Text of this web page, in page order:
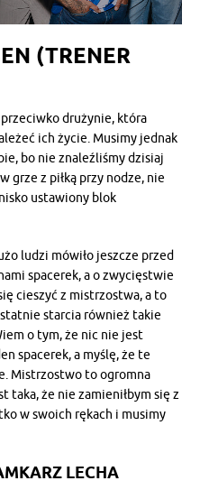
(TRENER
przeciwko drużynie, która
ich życie. Musimy jednak
bo nie znaleźliśmy dzisiaj
grze z piłką przy nodze, nie
ustawiony blok
ludzi mówiło jeszcze przed
spacerek, a o zwycięstwie
cieszyć z mistrzostwa, a to
starcia również takie
o tym, że nic nie jest
spacerek, a myślę, że te
Mistrzostwo to ogromna
taka, że nie zamieniłbym się z
w swoich rękach i musimy
LECHA